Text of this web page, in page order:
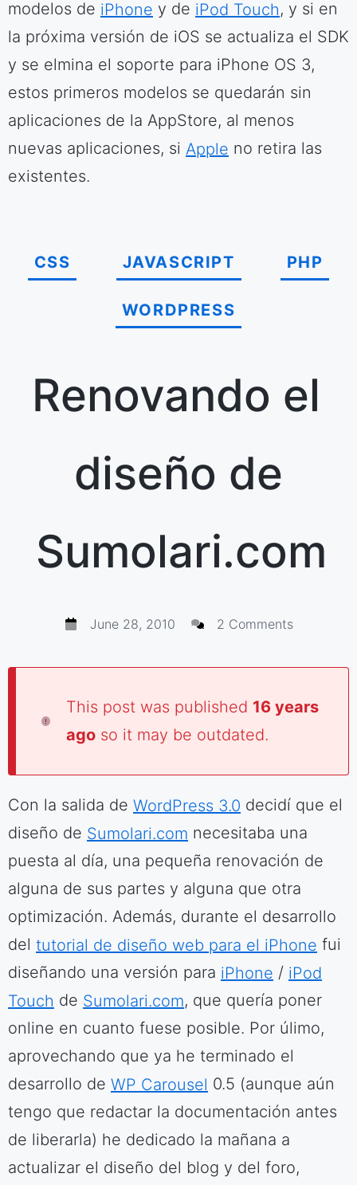
modelos de iPhone y de iPod Touch, y si en
la próxima versión de iOS se actualiza el SDK
y se elmina el soporte para iPhone OS 3,
estos primeros modelos se quedarán sin
aplicaciones de la AppStore, al menos
nuevas aplicaciones, si Apple no retira las
existentes.
CSS JAVASCRIPT PHP
WORDPRESS
Renovando el
diseño de
Sumolari.com
June 28, 2010 2 Comments
This post was published 16 years
ago so it may be outdated.
Con la salida de WordPress 3.0 decidí que el
diseño de Sumolari.com necesitaba una
puesta al día, una pequeña renovación de
alguna de sus partes y alguna que otra
optimización. Además, durante el desarrollo
del tutorial de diseño web para el iPhone fui
diseñando una versión para iPhone / iPod
Touch de Sumolari.com, que quería poner
online en cuanto fuese posible. Por úlimo,
aprovechando que ya he terminado el
desarrollo de WP Carousel 0.5 (aunque aún
tengo que redactar la documentación antes
de liberarla) he dedicado la mañana a
actualizar el diseño del blog y del foro,